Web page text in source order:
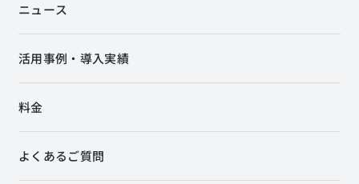
ニュース
活用事例・導入実績
料金
よくあるご質問